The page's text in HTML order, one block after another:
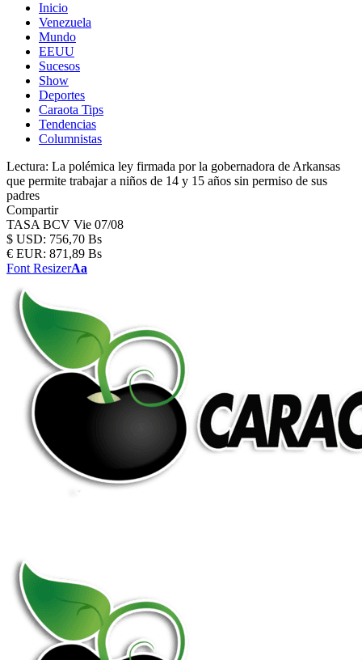
Inicio
Venezuela
Mundo
EEUU
Sucesos
Show
Deportes
Caraota Tips
Tendencias
Columnistas
Lectura: La polémica ley firmada por la gobernadora de Arkansas
que permite trabajar a niños de 14 y 15 años sin permiso de sus
padres
Compartir
TASA BCV Vie 07/08
$ USD: 756,70 Bs
€ EUR: 871,89 Bs
Font ResizerAa